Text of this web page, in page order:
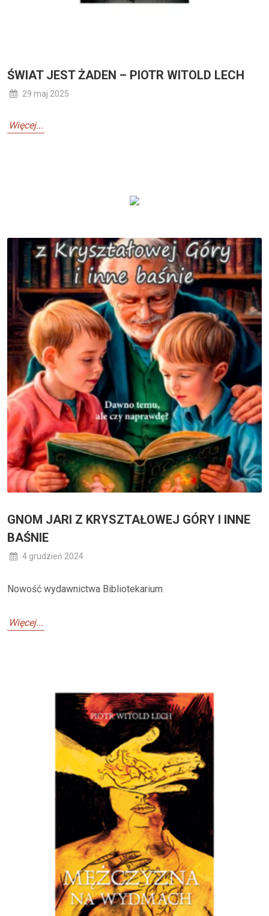
ŚWIAT JEST ŻADEN – PIOTR WITOLD LECH
29 maj 2025
Więcej...
GNOM JARI Z KRYSZTAŁOWEJ GÓRY I INNE
BAŚNIE
4 grudzień 2024
Nowość wydawnictwa Bibliotekarium
Więcej...